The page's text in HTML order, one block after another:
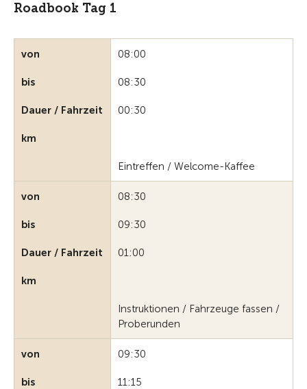
Roadbook Tag 1
von 08:00
bis 08:30
Dauer / Fahrzeit 00:30
km
Eintreffen / Welcome-Kaffee
von 08:30
bis 09:30
Dauer / Fahrzeit 01:00
km
Instruktionen / Fahrzeuge fassen /
Proberunden
von 09:30
bis 11:15